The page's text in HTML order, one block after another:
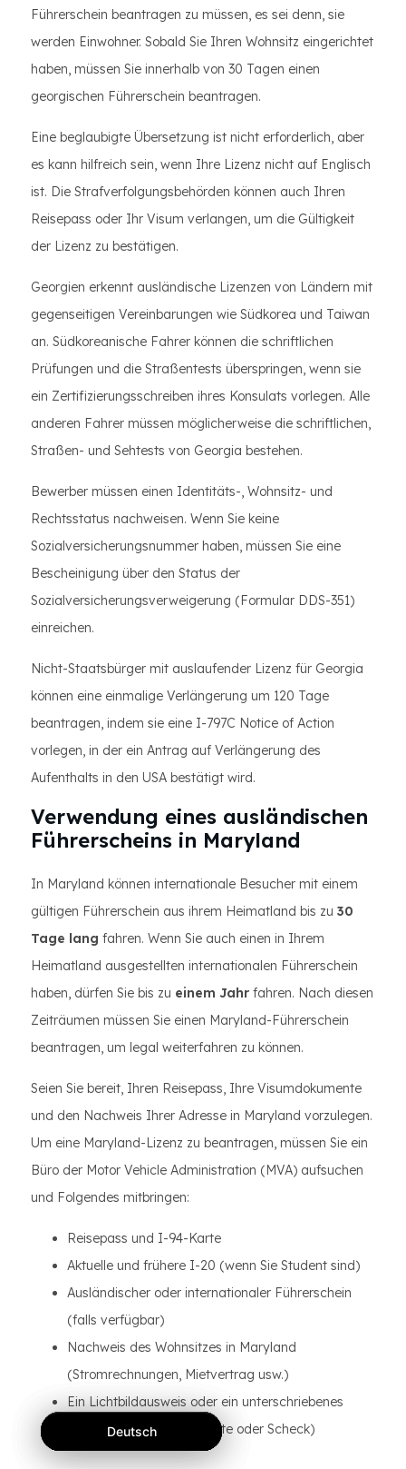
Führerschein beantragen zu müssen, es sei denn, sie
werden Einwohner. Sobald Sie Ihren Wohnsitz eingerichtet
haben, müssen Sie innerhalb von 30 Tagen einen
georgischen Führerschein beantragen.
Eine beglaubigte Übersetzung ist nicht erforderlich, aber
es kann hilfreich sein, wenn Ihre Lizenz nicht auf Englisch
ist. Die Strafverfolgungsbehörden können auch Ihren
Reisepass oder Ihr Visum verlangen, um die Gültigkeit
der Lizenz zu bestätigen.
Georgien erkennt ausländische Lizenzen von Ländern mit
gegenseitigen Vereinbarungen wie Südkorea und Taiwan
an. Südkoreanische Fahrer können die schriftlichen
Prüfungen und die Straßentests überspringen, wenn sie
ein Zertifizierungsschreiben ihres Konsulats vorlegen. Alle
anderen Fahrer müssen möglicherweise die schriftlichen,
Straßen- und Sehtests von Georgia bestehen.
Bewerber müssen einen Identitäts-, Wohnsitz- und
Rechtsstatus nachweisen. Wenn Sie keine
Sozialversicherungsnummer haben, müssen Sie eine
Bescheinigung über den Status der
Sozialversicherungsverweigerung (Formular DDS-351)
einreichen.
Nicht-Staatsbürger mit auslaufender Lizenz für Georgia
können eine einmalige Verlängerung um 120 Tage
beantragen, indem sie eine I-797C Notice of Action
vorlegen, in der ein Antrag auf Verlängerung des
Aufenthalts in den USA bestätigt wird.
Verwendung eines ausländischen
Führerscheins in Maryland
In Maryland können internationale Besucher mit einem
gültigen Führerschein aus ihrem Heimatland bis zu 30
Tage lang fahren. Wenn Sie auch einen in Ihrem
Heimatland ausgestellten internationalen Führerschein
haben, dürfen Sie bis zu einem Jahr fahren. Nach diesen
Zeiträumen müssen Sie einen Maryland-Führerschein
beantragen, um legal weiterfahren zu können.
Seien Sie bereit, Ihren Reisepass, Ihre Visumdokumente
und den Nachweis Ihrer Adresse in Maryland vorzulegen.
Um eine Maryland-Lizenz zu beantragen, müssen Sie ein
Büro der Motor Vehicle Administration (MVA) aufsuchen
und Folgendes mitbringen:
Reisepass und I-94-Karte
Aktuelle und frühere I-20 (wenn Sie Student sind)
Ausländischer oder internationaler Führerschein
(falls verfügbar)
Nachweis des Wohnsitzes in Maryland
(Stromrechnungen, Mietvertrag usw.)
Ein Lichtbildausweis oder ein unterschriebenes
Dokument (z. B. Kreditkarte oder Scheck)
Deutsch
Deutsch
Deutsch